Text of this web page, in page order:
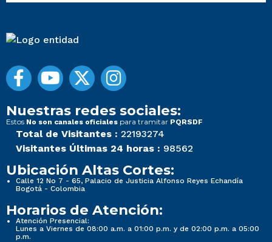
Nuestras redes sociales:
Estos No son canales oficiales para tramitar PQRSDF
Total de Visitantes : 22193274
Visitantes Últimas 24 horas : 98562
Ubicación Altas Cortes:
Calle 12 No 7 - 65, Palacio de Justicia Alfonso Reyes Echandía
Bogotá - Colombia
Horarios de Atención:
Atención Presencial:
Lunes a Viernes de 08:00 a.m. a 01:00 p.m. y de 02:00 p.m. a 05:00
p.m.